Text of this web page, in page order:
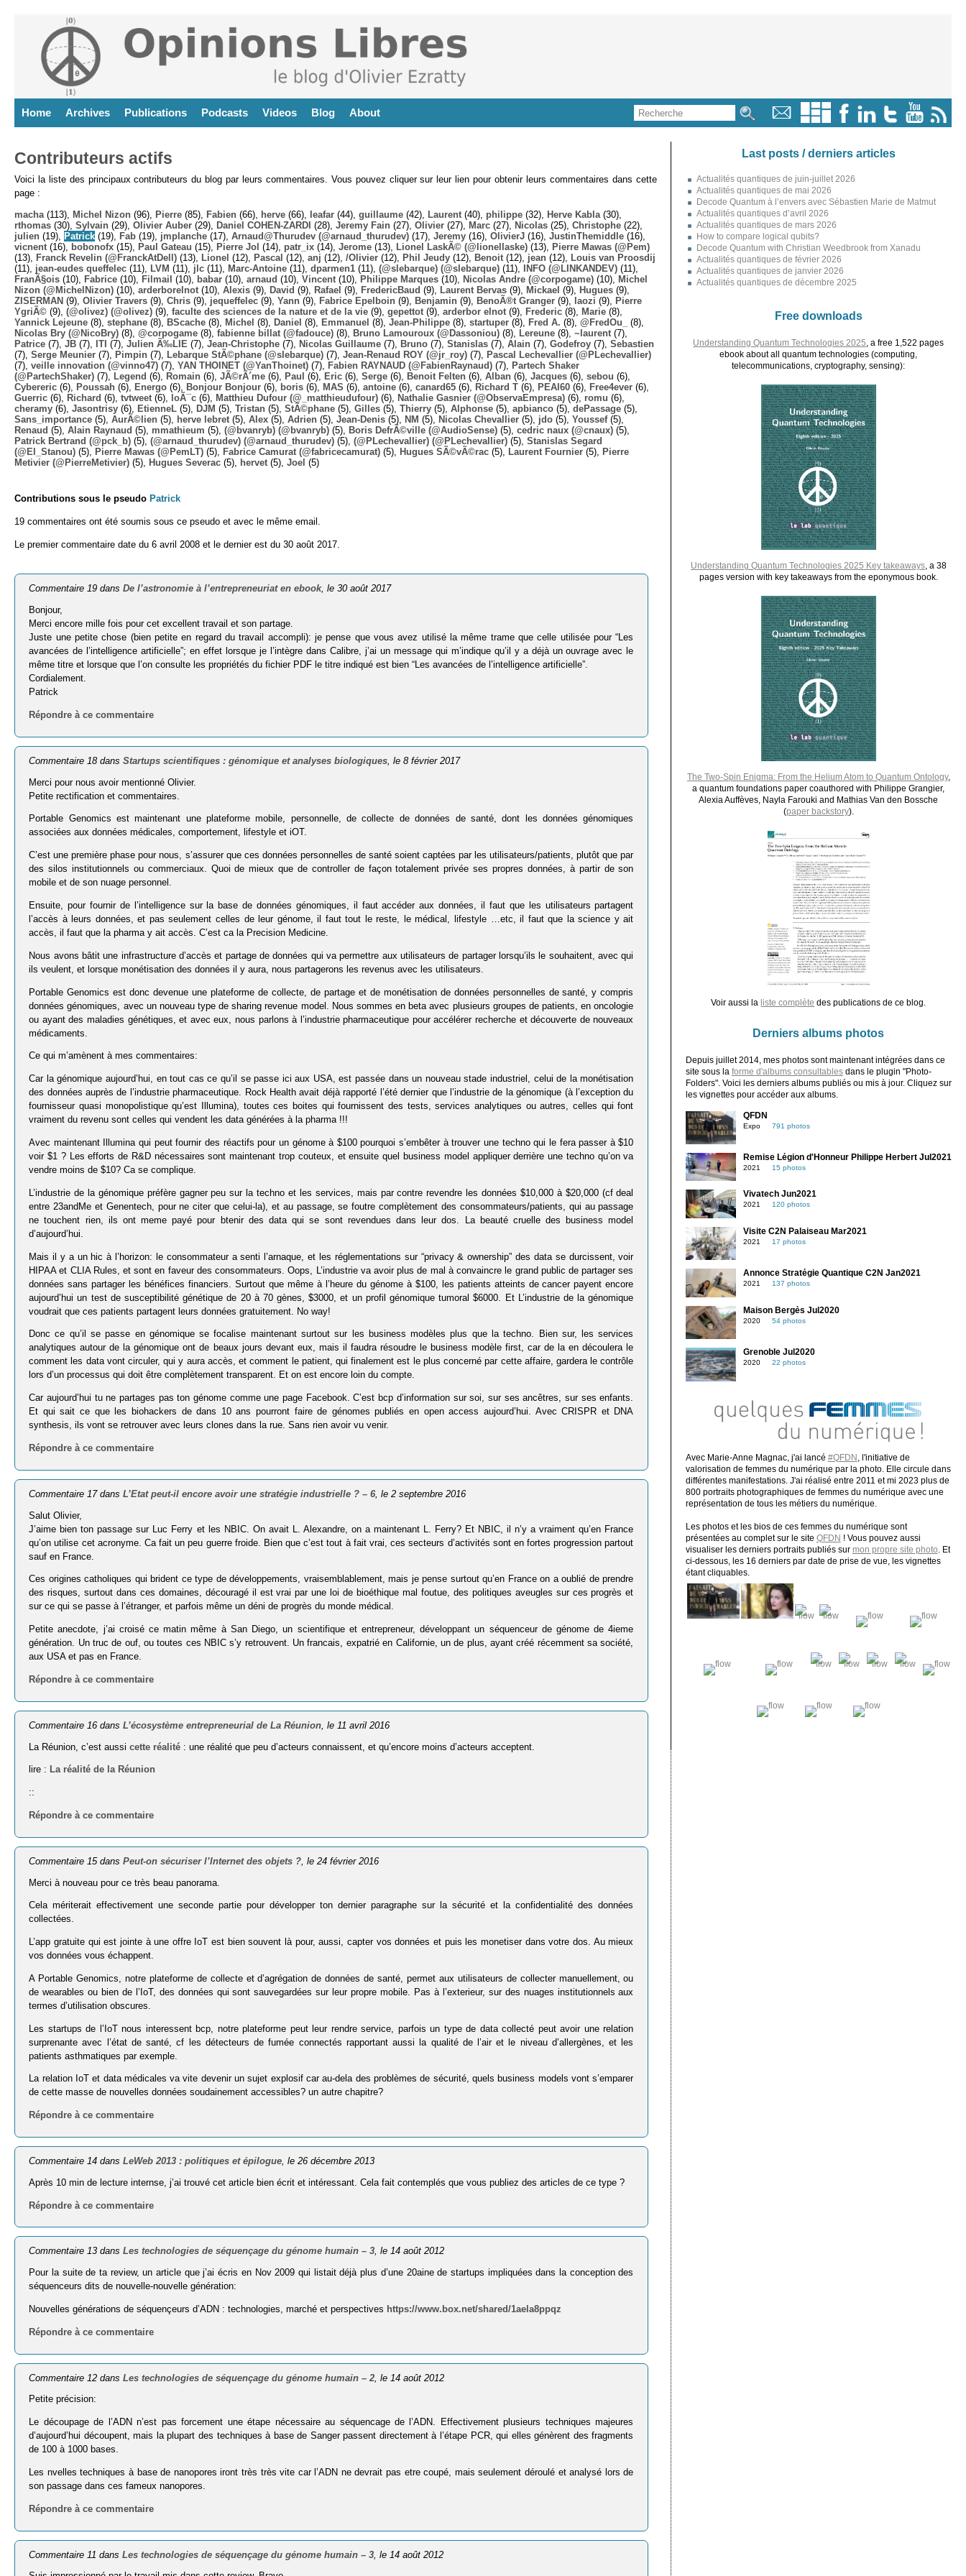
Home Archives Publications Podcasts Videos Blog About
Contributeurs actifs
Voici la liste des principaux contributeurs du blog par leurs commentaires. Vous pouvez cliquer sur leur lien pour obtenir leurs commentaires dans cette
page :
macha (113), Michel Nizon (96), Pierre (85), Fabien (66), herve (66), leafar (44), guillaume (42), Laurent (40), philippe (32), Herve Kabla (30),
rthomas (30), Sylvain (29), Olivier Auber (29), Daniel COHEN-ZARDI (28), Jeremy Fain (27), Olivier (27), Marc (27), Nicolas (25), Christophe (22),
julien (19), Patrick (19), Fab (19), jmplanche (17), Arnaud@Thurudev (@arnaud_thurudev) (17), Jeremy (16), OlivierJ (16), JustinThemiddle (16),
vicnent (16), bobonofx (15), Paul Gateau (15), Pierre Jol (14), patr_ix (14), Jerome (13), Lionel LaskÃ© (@lionellaske) (13),
Pierre Mawas (@Pem)
(13),
Franck Revelin (@FranckAtDell) (13), Lionel (12), Pascal (12), anj (12), /Olivier (12), Phil Jeudy (12), Benoit (12), jean (12),
Louis van Proosdij
(11), jean-eudes queffelec (11), LVM (11), jlc (11), Marc-Antoine (11), dparmen1 (11), (@slebarque) (@slebarque) (11), INFO (@LINKANDEV) (11),
FranÃ§ois (10), Fabrice (10), Filmail (10), babar (10), arnaud (10), Vincent (10), Philippe Marques (10), Nicolas Andre (@corpogame) (10),
Michel
Nizon (@MichelNizon) (10), arderborelnot (10), Alexis (9), David (9), Rafael (9), FredericBaud (9), Laurent Bervas (9), Mickael (9), Hugues (9),
ZISERMAN (9), Olivier Travers (9), Chris (9), jequeffelec (9), Yann (9), Fabrice Epelboin (9), Benjamin (9), BenoÃ®t Granger (9), laozi (9),
Pierre
YgriÃ© (9), (@olivez) (@olivez) (9), faculte des sciences de la nature et de la vie (9), gepettot (9), arderbor elnot (9), Frederic (8), Marie (8),
Yannick Lejeune (8), stephane (8), BScache (8), Michel (8), Daniel (8), Emmanuel (8), Jean-Philippe (8), startuper (8), Fred A. (8), @FredOu_
(8),
Nicolas Bry (@NicoBry) (8), @corpogame (8), fabienne billat (@fadouce) (8), Bruno Lamouroux (@Dassoniou) (8), Lereune (8), ~laurent (7),
Patrice (7), JB (7), ITI (7), Julien Ã‰LIE (7), Jean-Christophe (7), Nicolas Guillaume (7), Bruno (7), Stanislas (7), Alain (7), Godefroy (7), Sebastien
(7), Serge Meunier (7), Pimpin (7), Lebarque StÃ©phane (@slebarque) (7), Jean-Renaud ROY (@jr_roy) (7),
Pascal Lechevallier (@PLechevallier)
(7), veille innovation (@vinno47) (7), YAN THOINET (@YanThoinet) (7), Fabien RAYNAUD (@FabienRaynaud) (7),
Partech Shaker
(@PartechShaker) (7), Legend (6), Romain (6), JÃ©rÃ´me (6), Paul (6), Eric (6), Serge (6), Benoit Felten (6), Alban (6), Jacques (6), sebou (6),
Cybereric (6), Poussah (6), Energo (6), Bonjour Bonjour (6), boris (6), MAS (6), antoine (6), canard65 (6), Richard T (6), PEAI60 (6), Free4ever (6),
Guerric (6), Richard (6), tvtweet (6), loÃ¯c (6), Matthieu Dufour (@_matthieudufour) (6), Nathalie Gasnier (@ObservaEmpresa) (6), romu (6),
cheramy (6), Jasontrisy (6), EtienneL (5), DJM (5), Tristan (5), StÃ©phane (5), Gilles (5), Thierry (5), Alphonse (5), apbianco (5), dePassage (5),
Sans_importance (5), AurÃ©lien (5), herve lebret (5), Alex (5), Adrien (5), Jean-Denis (5), NM (5), Nicolas Chevallier (5), jdo (5), Youssef(5),
Renaud (5), Alain Raynaud (5), mmathieum (5), (@bvanryb) (@bvanryb) (5), Boris DefrÃ©ville (@AudioSense) (5), cedric naux (@cnaux) (5),
Patrick Bertrand (@pck_b) (5), (@arnaud_thurudev) (@arnaud_thurudev) (5), (@PLechevallier) (@PLechevallier) (5), Stanislas Segard
(@El_Stanou) (5), Pierre Mawas (@PemLT) (5), Fabrice Camurat (@fabricecamurat) (5), Hugues SÃ©vÃ©rac (5), Laurent Fournier (5),
Pierre
Metivier (@PierreMetivier) (5), Hugues Severac (5), hervet (5), Joel (5)
Contributions sous le pseudo Patrick
19 commentaires ont été soumis sous ce pseudo et avec le même email.
Le premier commentaire date du 6 avril 2008 et le dernier est du 30 août 2017.
Commentaire 19 dansDe l’astronomie à l’entrepreneuriat en ebook, le 30 août 2017
Bonjour,
Merci encore mille fois pour cet excellent travail et son partage.
Juste une petite chose (bien petite en regard du travail accompli): je pense que vous avez utilisé la même trame que celle utilisée pour “Les
avancées de l’intelligence artificielle”; en effet lorsque je l’intègre dans Calibre, j’ai un message qui m’indique qu’il y a déjà un ouvrage avec le
même titre et lorsque que l’on consulte les propriétés du fichier PDF le titre indiqué est bien “Les avancées de l’intelligence artificielle”.
Cordialement.
Patrick
Répondre à ce commentaire
Commentaire 18 dansStartups scientifiques : génomique et analyses biologiques , le 8 février 2017
Merci pour nous avoir mentionné Olivier.
Petite rectification et commentaires.
Portable Genomics est maintenant une plateforme mobile, personnelle, de collecte de données de santé, dont les données génomiques
associées aux données médicales, comportement, lifestyle et iOT.
C’est une première phase pour nous, s’assurer que ces données personnelles de santé soient captées par les utilisateurs/patients, plutôt que par
des silos institutionnels ou commerciaux. Quoi de mieux que de controller de façon totalement privée ses propres données, à partir de son
mobile et de son nuage personnel.
Ensuite, pour fournir de l’intelligence sur la base de données génomiques, il faut accéder aux données, il faut que les utilisateurs partagent
l’accès à leurs données, et pas seulement celles de leur génome, il faut tout le reste, le médical, lifestyle …etc, il faut que la science y ait
accès, il faut que la pharma y ait accès. C’est ca la Precision Medicine.
Nous avons bâtit une infrastructure d’accès et partage de données qui va permettre aux utilisateurs de partager lorsqu’ils le souhaitent, avec qui
ils veulent, et lorsque monétisation des données il y aura, nous partagerons les revenus avec les utilisateurs.
Portable Genomics est donc devenue une plateforme de collecte, de partage et de monétisation de données personnelles de santé, y compris
données génomiques, avec un nouveau type de sharing revenue model. Nous sommes en beta avec plusieurs groupes de patients, en oncologie
ou ayant des maladies génétiques, et avec eux, nous parlons à l’industrie pharmaceutique pour accélérer recherche et découverte de nouveaux
médicaments.
Ce qui m’amènent à mes commentaires:
Car la génomique aujourd’hui, en tout cas ce qu’il se passe ici aux USA, est passée dans un nouveau stade industriel, celui de la monétisation
des données auprès de l’industrie pharmaceutique. Rock Health avait déjà rapporté l’été dernier que l’industrie de la génomique (à l’exception du
fournisseur quasi monopolistique qu’est Illumina), toutes ces boites qui fournissent des tests, services analytiques ou autres, celles qui font
vraiment du revenu sont celles qui vendent les data générées à la pharma !!!
Avec maintenant Illumina qui peut fournir des réactifs pour un génome à $100 pourquoi s’embêter à trouver une techno qui le fera passer à $10
voir $1 ? Les efforts de R&D nécessaires sont maintenant trop couteux, et ensuite quel business model appliquer derrière une techno qu’on va
vendre moins de $10? Ca se complique.
L’industrie de la génomique préfère gagner peu sur la techno et les services, mais par contre revendre les données $10,000 à $20,000 (cf deal
entre 23andMe et Genentech, pour ne citer que celui-la), et au passage, se foutre complètement des consommateurs/patients, qui au passage
ne touchent rien, ils ont meme payé pour btenir des data qui se sont revendues dans leur dos. La beauté cruelle des business model
d’aujourd’hui.
Mais il y a un hic à l’horizon: le consommateur a senti l’arnaque, et les réglementations sur “privacy & ownership” des data se durcissent, voir
HIPAA et CLIA Rules, et sont en faveur des consommateurs. Oops, L’industrie va avoir plus de mal à convaincre le grand public de partager ses
données sans partager les bénéfices financiers. Surtout que même à l’heure du génome à $100, les patients atteints de cancer payent encore
aujourd’hui un test de susceptibilité génétique de 20 à 70 gènes, $3000, et un profil génomique tumoral $6000. Et L’industrie de la génomique
voudrait que ces patients partagent leurs données gratuitement. No way!
Donc ce qu’il se passe en génomique se focalise maintenant surtout sur les business modèles plus que la techno. Bien sur, les services
analytiques autour de la génomique ont de beaux jours devant eux, mais il faudra résoudre le business modèle first, car de la en découlera le
comment les data vont circuler, qui y aura accès, et comment le patient, qui finalement est le plus concerné par cette affaire, gardera le contrôle
lors d’un processus qui doit être complètement transparent. Et on est encore loin du compte.
Car aujourd’hui tu ne partages pas ton génome comme une page Facebook. C’est bcp d’information sur soi, sur ses ancêtres, sur ses enfants.
Et qui sait ce que les biohackers de dans 10 ans pourront faire de génomes publiés en open access aujourd’hui. Avec CRISPR et DNA
synthesis, ils vont se retrouver avec leurs clones dans la rue. Sans rien avoir vu venir.
Répondre à ce commentaire
Commentaire 17 dansL’Etat peut-il encore avoir une stratégie industrielle ? – 6 , le 2 septembre 2016
Salut Olivier,
J’aime bien ton passage sur Luc Ferry et les NBIC. On avait L. Alexandre, on a maintenant L. Ferry? Et NBIC, il n’y a vraiment qu’en France
qu’on utilise cet acronyme. Ca fait un peu guerre froide. Bien que c’est tout à fait vrai, ces secteurs d’activités sont en fortes progression partout
sauf en France.
Ces origines catholiques qui brident ce type de développements, vraisemblablement, mais je pense surtout qu’en France on a oublié de prendre
des risques, surtout dans ces domaines, découragé il est vrai par une loi de bioéthique mal foutue, des politiques aveugles sur ces progrès et
sur ce qui se passe à l’étranger, et parfois même un déni de progrès du monde médical.
Petite anecdote, j’ai croisé ce matin même à San Diego, un scientifique et entrepreneur, développant un séquenceur de génome de 4ieme
génération. Un truc de ouf, ou toutes ces NBIC s’y retrouvent. Un francais, expatrié en Californie, un de plus, ayant créé récemment sa société,
aux USA et pas en France.
Répondre à ce commentaire
Commentaire 16 dansL’écosystème entrepreneurial de La Réunion , le 11 avril 2016
La Réunion, c’est aussicette réalité : une réalité que peu d’acteurs connaissent, et qu’encore moins d’acteurs acceptent.
lire : La réalité de la Réunion
::
Répondre à ce commentaire
Commentaire 15 dansPeut-on sécuriser l’Internet des objets ? , le 24 février 2016
Merci à nouveau pour ce très beau panorama.
Cela mériterait effectivement une seconde partie pour développer ton dernier paragraphe sur la sécurité et la confidentialité des données
collectées.
L’app gratuite qui est jointe à une offre IoT est bien souvent là pour, aussi, capter vos données et puis les monetiser dans votre dos. Au mieux
vos données vous échappent.
A Portable Genomics, notre plateforme de collecte et d’agrégation de données de santé, permet aux utilisateurs de collecter manuellement, ou
de wearables ou bien de l’IoT, des données qui sont sauvegardées sur leur propre mobile. Pas à l’exterieur, sur des nuages institutionnels aux
termes d’utilisation obscures.
Les startups de l’IoT nous interessent bcp, notre plateforme peut leur rendre service, parfois un type de data collecté peut avoir une relation
surprenante avec l’état de santé, cf les détecteurs de fumée connectés rapportant aussi la qualité de l’air et le niveau d’allergènes, et les
patients asthmatiques par exemple.
La relation IoT et data médicales va vite devenir un sujet explosif car au-dela des problèmes de sécurité, quels business models vont s’emparer
de cette masse de nouvelles données soudainement accessibles? un autre chapitre?
Répondre à ce commentaire
Commentaire 14 dansLeWeb 2013 : politiques et épilogue, le 26 décembre 2013
Après 10 min de lecture internse, j’ai trouvé cet article bien écrit et intéressant. Cela fait contemplés que vous publiez des articles de ce type ?
Répondre à ce commentaire
Commentaire 13 dansLes technologies de séquençage du génome humain – 3, le 14 août 2012
Pour la suite de ta review, un article que j’ai écris en Nov 2009 qui listait déjà plus d’une 20aine de startups impliquées dans la conception des
séquenceurs dits de nouvelle-nouvelle génération:
Nouvelles générations de séquençeurs d’ADN : technologies, marché et perspectives https://www.box.net/shared/1aela8ppqz
Répondre à ce commentaire
Commentaire 12 dansLes technologies de séquençage du génome humain – 2 , le 14 août 2012
Petite précision:
Le découpage de l’ADN n’est pas forcement une étape nécessaire au séquencage de l’ADN. Effectivement plusieurs techniques majeures
d’aujourd’hui découpent, mais la plupart des techniques à base de Sanger passent directement à l’étape PCR, qui elles génèrent des fragments
de 100 à 1000 bases.
Les nvelles techniques à base de nanopores iront très très vite car l’ADN ne devrait pas etre coupé, mais seulement déroulé et analysé lors de
son passage dans ces fameux nanopores.
Répondre à ce commentaire
Commentaire 11 dansLes technologies de séquençage du génome humain – 3 , le 14 août 2012
Last posts / derniers articles
Actualités quantiques de juin-juillet 2026
Actualités quantiques de mai 2026
Decode Quantum à l’envers avec Sébastien Marie de Matmut
Actualités quantiques d’avril 2026
Actualités quantiques de mars 2026
How to compare logical qubits?
Decode Quantum with Christian Weedbrook from Xanadu
Actualités quantiques de février 2026
Actualités quantiques de janvier 2026
Actualités quantiques de décembre 2025
Free downloads
Understanding Quantum Technologies 2025 , a free 1,522 pages
ebook about all quantum technologies (computing,
telecommunications, cryptography, sensing):
Understanding Quantum Technologies 2025 Key takeaways, a 38
pages version with key takeaways from the eponymous book.
The Two-Spin Enigma: From the Helium Atom to Quantum Ontology,
a quantum foundations paper coauthored with Philippe Grangier,
Alexia Auffèves, Nayla Farouki and Mathias Van den Bossche
(paper backstory).
Voir aussi la liste complète des publications de ce blog.
Derniers albums photos
Depuis juillet 2014, mes photos sont maintenant intégrées dans ce
site sous la forme d'albums consultablesdans le plugin "Photo-
Folders". Voici les derniers albums publiés ou mis à jour. Cliquez sur
les vignettes pour accéder aux albums.
QFDN
Expo 791 photos
Remise Légion d'Honneur Philippe Herbert Jul2021
2021 15 photos
Vivatech Jun2021
2021 120 photos
Visite C2N Palaiseau Mar2021
2021 17 photos
Annonce Stratégie Quantique C2N Jan2021
2021 137 photos
Maison Bergès Jul2020
2020 54 photos
Grenoble Jul2020
2020 22 photos
Avec Marie-Anne Magnac, j'ai lancé #QFDN
, l'initiative de
valorisation de femmes du numérique par la photo. Elle circule dans
différentes manifestations. J'ai réalisé entre 2011 et mi 2023 plus de
800 portraits photographiques de femmes du numérique avec une
représentation de tous les métiers du numérique.
Les photos et les bios de ces femmes du numérique sont
présentées au complet sur le site QFDN ! Vous pouvez aussi
visualiser les derniers portraits publiés sur mon propre site photo . Et
ci-dessous, les 16 derniers par date de prise de vue, les vignettes
étant cliquables.